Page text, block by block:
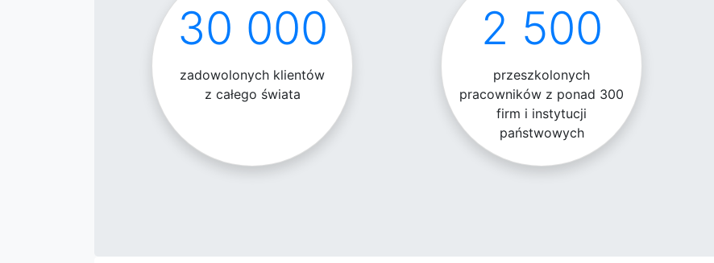
30 000
zadowolonych klientów
z całego świata
2 500
przeszkolonych
pracowników z ponad 300
firm i instytucji
państwowych